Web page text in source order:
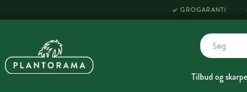
GROGARANTI
Tilbud og